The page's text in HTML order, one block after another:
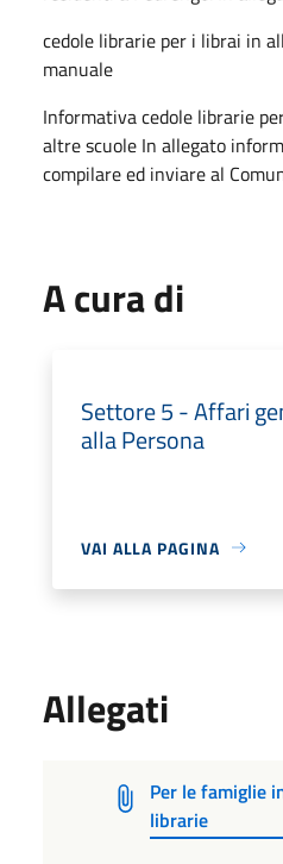
cedole librarie per i librai in
manuale
Informativa cedole librarie
altre scuole In allegato
compilare ed inviare al
A cura di
Settore 5 - Affari
alla Persona
VAI ALLA PAGINA
Allegati
Per le famiglie
librarie